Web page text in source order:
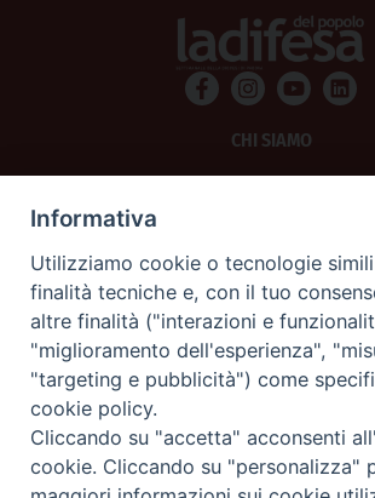
CHI SIAMO
SCRIVICI
La Difesa srl - P.iva
La Difesa del Popolo percepisce i contributi
La Difesa del Popolo, tramite la Fisc (Federazione
ha aderito allo IAP (Istituto dell'Autodisciplina
di Autodisciplina della Comunicazione
La Difesa del Popolo è una testata registrata presso
Informativa
Utilizziamo cookie o tecnologie
finalità tecniche e, con il tuo
altre finalità ("interazioni e
"miglioramento dell'esperienza",
"targeting e pubblicità") come
cookie policy.
Cliccando su "accetta" acconsenti
cookie. Cliccando su "personalizza"